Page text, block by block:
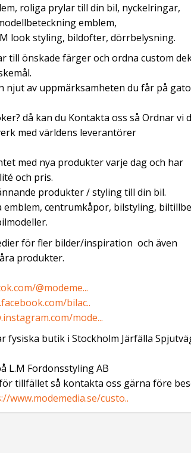
roliga prylar till din bil, nyckelringar,
emblem,
look styling, bildofter, dörrbelysning.
till önskade färger och ordna custom
njut av uppmärksamheten du får på
då kan du Kontakta oss så Ordnar vi
med världens leverantörer
med nya produkter varje dag och har
och pris.
produkter / styling till din bil.
emblem, centrumkåpor, bilstyling,
för fler bilder/inspiration och även
produkter.
@modeme...
bilac..
mode...
fysiska butik i Stockholm Järfälla
L.M Fordonsstyling AB
tillfället så kontakta oss gärna före
www.modemedia.se/custo..